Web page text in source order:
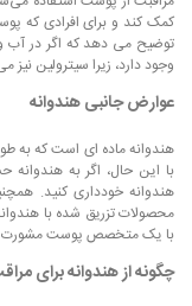
کمک کند و برای افرادی که
توضیح می دهد که اگر در
وجود دارد، زیرا سیترولین
عوارض جانبی هندوانه
هندوانه ماده ای است که به
با این حال، اگر به
هندوانه خودداری کنید.
محصولات تزریق شده با
با یک متخصص پوست مشورت
چگونه از هندوانه برای